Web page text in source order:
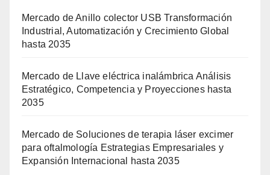
Mercado de Anillo colector USB Transformación
Industrial, Automatización y Crecimiento Global
hasta 2035
Mercado de Llave eléctrica inalámbrica Análisis
Estratégico, Competencia y Proyecciones hasta
2035
Mercado de Soluciones de terapia láser excimer
para oftalmología Estrategias Empresariales y
Expansión Internacional hasta 2035